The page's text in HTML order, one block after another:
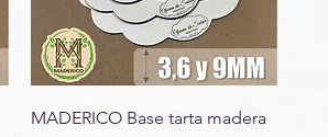
MADERICO Base tarta madera